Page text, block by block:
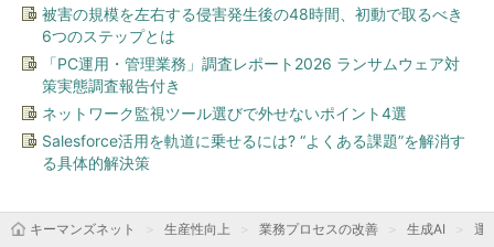
被害の規模を左右する侵害発生後の48時間、初動で取るべき
6つのステップとは
「PC運用・管理業務」調査レポート2026 ランサムウェア対
策実態調査報告付き
ネットワーク監視ツール選びで外せないポイント4選
Salesforce活用を軌道に乗せるには? “よくある課題”を解消す
る具体的解決策
キーマンズネット 生産性向上 業務プロセスの改善 生成AI
運